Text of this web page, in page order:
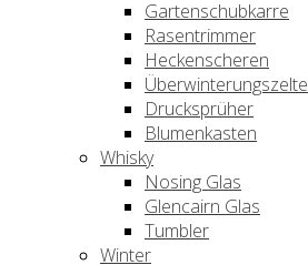
Gartenschubkarre
Rasentrimmer
Heckenscheren
Überwinterungszelte
Drucksprüher
Blumenkasten
Whisky
Nosing Glas
Glencairn Glas
Tumbler
Winter